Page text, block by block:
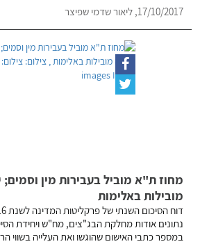
17/10/2017, ליאור שדמי שפיצר
מחוז ת"א מוביל בעבירות מין וסמים;
מובילות באלימות
נתונים אודות מחלקת הבג"צים, מח"ש ויחידת
במספר כתבי האישום שהוגשו ואת העלייה בשווי